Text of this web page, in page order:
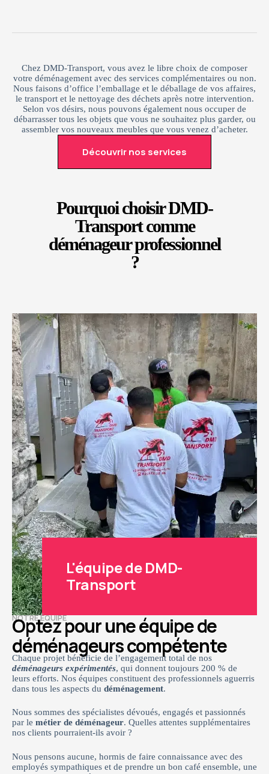
Chez DMD-Transport, vous avez le libre choix de composer
votre déménagement avec des services complémentaires ou non.
Nous faisons d’office l’emballage et le déballage de vos affaires,
le transport et le nettoyage des déchets après notre intervention.
Selon vos désirs, nous pouvons également nous occuper de
débarrasser tous les objets que vous ne souhaitez plus garder, ou
assembler vos nouveaux meubles que vous venez d’acheter.
Découvrir nos services
Pourquoi choisir DMD-
Transport comme
déménageur professionnel
?
L'équipe de DMD-
Transport
NOTRE ÉQUIPE
Optez pour une équipe de
déménageurs compétente
Chaque projet bénéficie de l’engagement total de nos
déménageurs expérimentés, qui donnent toujours 200 % de
leurs efforts. Nos équipes constituent des professionnels aguerris
dans tous les aspects du déménagement.
Nous sommes des spécialistes dévoués, engagés et passionnés
par le métier de déménageur. Quelles attentes supplémentaires
nos clients pourraient-ils avoir ?
Nous pensons aucune, hormis de faire connaissance avec des
employés sympathiques et de prendre un bon café ensemble, une